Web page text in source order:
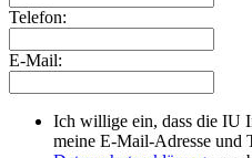
Telefon:
E-Mail:
Ich willige ein, dass die IU
meine E-Mail-Adresse und